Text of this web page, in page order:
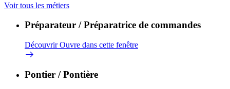
Voir tous les métiers
Préparateur / Préparatrice de commandes
DécouvrirOuvre dans cette fenêtre
Pontier / Pontière